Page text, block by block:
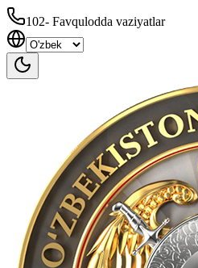
102- Favqulodda vaziyatlar